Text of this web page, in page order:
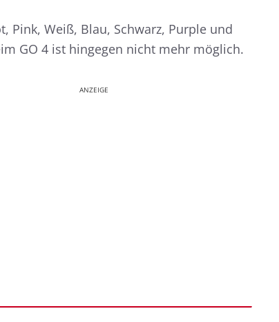
Pink, Weiß, Blau, Schwarz, Purple und
GO 4 ist hingegen nicht mehr möglich.
ANZEIGE